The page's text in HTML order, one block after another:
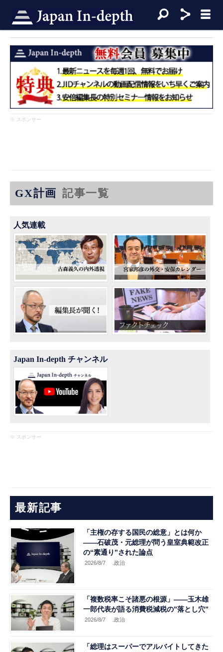
※ スポンサー
GX計画 記事一覧
人気連載
Japan In-depth チャンネル
※ スポンサー
最新記事
「主権の存する国民の総意」とは何か
――石破茂・元総理が問う皇室典範改正
の“素通り”された論点
2026/8/7 .政治
「複数税率こそ諸悪の根源」――玉木雄
一郎代表が語る消費税減税の”落とし穴”
2026/8/7 .政治
「総理はスーパーでアルバイトしてきた